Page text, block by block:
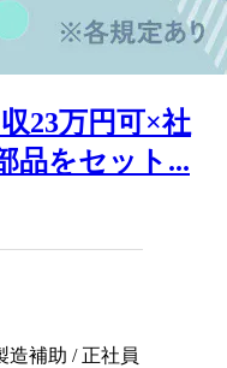
23万円可×社
品をセット...
造補助 / 正社員